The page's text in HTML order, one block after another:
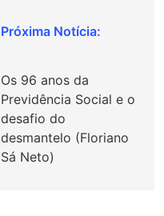
Os 96 anos da
Previdência Social e o
desafio do
desmantelo (Floriano
Sá Neto)